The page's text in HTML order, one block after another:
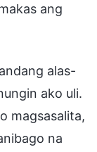
ang
alas-
ako uli.
magsasalita,
na